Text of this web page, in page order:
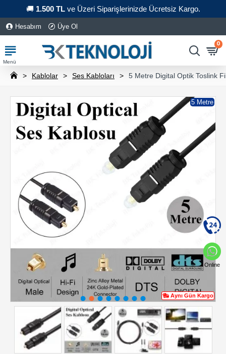
🚚 1.500 TLve Üzeri Siparişlerinizde Ücretsiz Kargo.
Hesabım Üye Ol
0
Kablolar Ses Kabloları 5 Metre Digital Optik Toslink
Aynı Gün Kargo
5 Metre
Online